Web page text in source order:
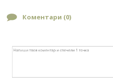
Коментари (0)